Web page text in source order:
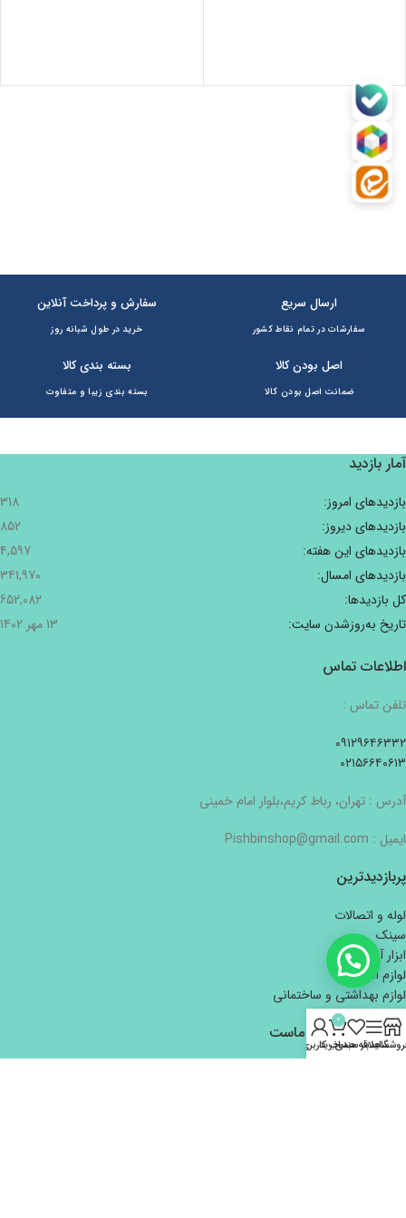
ارسال سریع
سفارشات در تمام نقاط کشور
سفارش و پرداخت آنلاین
خرید در طول شبانه روز
اصل بودن کالا
ضمانت اصل بودن کالا
بسته بندی کالا
بسته بندی زیبا و متفاوت
آمار بازدید
بازدیدهای امروز:
318
بازدیدهای دیروز:
852
بازدیدهای این هفته:
4,597
بازدیدهای امسال:
341,970
کل بازدیدها:
652,082
تاریخ به‌روزشدن سایت:
13 مهر 1402
اطلاعات تماس
تلفن تماس :
۰۹۱۲۹۶۴۶۳۳۲
۰۲۱۵۶۶۴۰۶۱۳
آدرس : تهران، رباط کریم،بلوار امام خمینی
ایمیل : Pishbinshop@gmail.com
پربازدیدترین
لوله و اتصالات
سینک
ابزار آلات دستی
لوازم الکتریکی
لوازم بهداشتی و ساختمانی
اعتماد شما افتخار ماست
سایدبار
علاقه مندی
0
سبد خرید
حساب کاربری من